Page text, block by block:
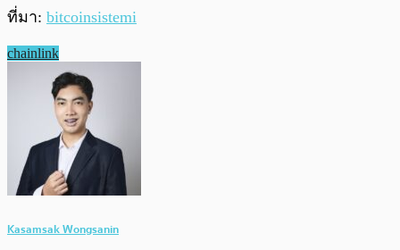
ที่มา: bitcoinsistemi
chainlink
Kasamsak Wongsanin